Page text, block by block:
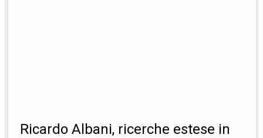
Ricardo Albani, ricerche estese in